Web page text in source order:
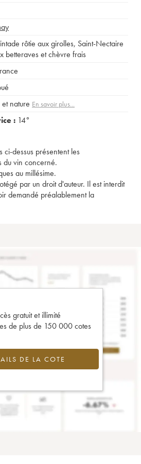
rôtie aux girolles, Saint-Nectaire
betteraves et chèvre frais
nature En savoir plus...
: 14°
ci-dessus présentent les
du vin concerné.
au millésime.
par un droit d'auteur. Il est interdit
demandé préalablement la
gratuit et illimité
de plus de 150 000 cotes
DE LA COTE